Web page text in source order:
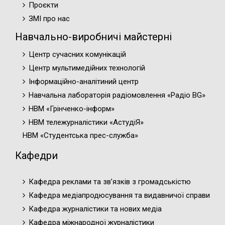
Проєкти
ЗМІ про нас
Навчально-виробничі майстерні
Центр сучасних комунікацій
Центр мультимедійних технологій
Інформаційно-аналітиний центр
Навчальна лабораторія радіомовлення «Радіо BG»
НВМ «Грінченко-інформ»
НВМ тележурналістики «АстудіЯ»
НВМ «Студентська прес-служба»
Кафедри
Кафедра реклами та зв’язків з громадськістю
Кафедра медіапродюсування та видавничої справи
Кафедра журналістики та нових медіа
Кафедра міжнародної журналістики